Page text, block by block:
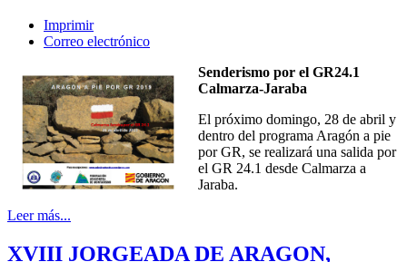
Imprimir
Correo electrónico
Senderismo por el GR24.1
Calmarza-Jaraba
El próximo domingo, 28 de abril y
dentro del programa Aragón a pie
por GR, se realizará una salida por
el GR 24.1 desde Calmarza a
Jaraba.
Leer más...
XVIII JORGEADA DE ARAGON,